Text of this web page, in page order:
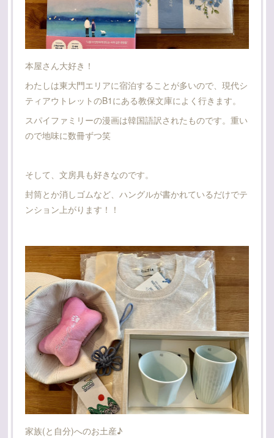
本屋さん大好き！
わたしは東大門エリアに宿泊することが多いので、現代シ
ティアウトレットのB1にある教保文庫によく行きます。
スパイファミリーの漫画は韓国語訳されたものです。重い
ので地味に数冊ずつ笑
そして、文房具も好きなのです。
封筒とか消しゴムなど、ハングルが書かれているだけでテ
ンション上がります！！
家族(と自分)へのお土産♪